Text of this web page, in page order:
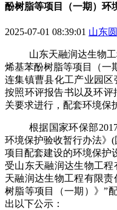
酚树脂等项目（一期）环
2025-07-01 08:39:01 山东
山东天融润达生物
烯基苯酚树脂等项目（一
连集镇曹县化工产业园区
按照环评报告书 以及环评
关要求进行，配套环境保
根据国家环保部
环境保护验收暂行办法》 (
项目配套建设的环境保护
受山东天融润达生物工程
天融润达生物工程有限责
树脂等项目（一期）》”
出以下公示：